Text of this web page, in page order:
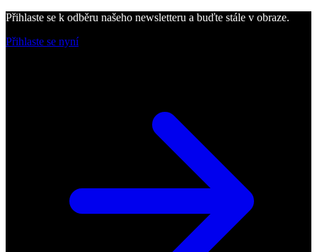
Přihlaste se k odběru našeho newsletteru a buďte stále v obraze.
Přihlaste se nyní